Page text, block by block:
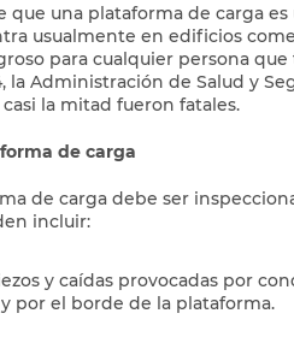
que una plataforma de carga
usualmente en edificios
para cualquier persona
la Administración de Salud y
casi la mitad fueron fatales.
de carga
de carga debe ser
incluir:
y caídas provocadas por
por el borde de la plataforma.